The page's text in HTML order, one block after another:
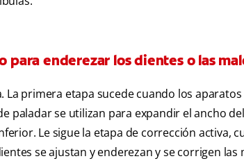
para enderezar los dientes o las
primera etapa sucede cuando los
paladar se utilizan para expandir el ancho
Le sigue la etapa de corrección activa,
se ajustan y enderezan y se corrigen